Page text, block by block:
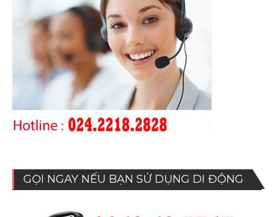
GỌI NGAY NẾU BẠN SỬ DỤNG DI ĐỘNG